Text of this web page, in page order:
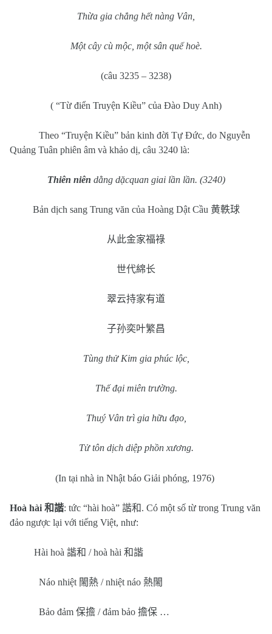
Thừa gia chẳng hết nàng Vân,
Một cây cù mộc, một sân quế hoè.
(câu 3235 – 3238)
( “Từ điển Truyện Kiều” của Đào Duy Anh)
Theo “Truyện Kiều” bản kinh đời Tự Đức, do Nguyễn
Quảng Tuân phiên âm và khảo dị, câu 3240 là:
Thiên niên dằng dặcquan giai lần lần. (3240)
Bản dịch sang Trung văn của Hoàng Dật Cầu 黄軼球
从此金家福祿
世代綿长
翠云持家有道
子孙奕叶繁昌
Tùng thử Kim gia phúc lộc,
Thế đại miên trường.
Thuý Vân trì gia hữu đạo,
Tử tôn dịch diệp phồn xương.
(In tại nhà in Nhật báo Giải phóng, 1976)
Hoà hài 和諧: tức “hài hoà” 諧和. Có một số từ trong Trung văn
đảo ngược lại với tiếng Việt, như:
Hài hoà 諧和 / hoà hài 和諧
Náo nhiệt 閙熱 / nhiệt náo 熱閙
Bảo đảm 保擔 / đảm bảo 擔保 …